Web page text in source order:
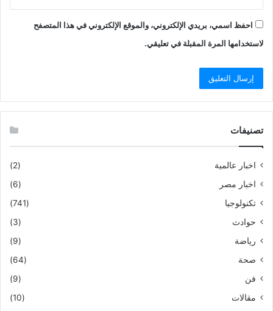
احفظ اسمي، بريدي الإلكتروني، والموقع الإلكتروني في هذا المتصفح
لاستخدامها المرة المقبلة في تعليقي.
تصنيفات
اخبار عالمية
(2)
اخبار مصر
(6)
تكنولوجيا
(741)
حوادث
(3)
رياضة
(9)
صحة
(64)
فن
(9)
مقالات
(10)